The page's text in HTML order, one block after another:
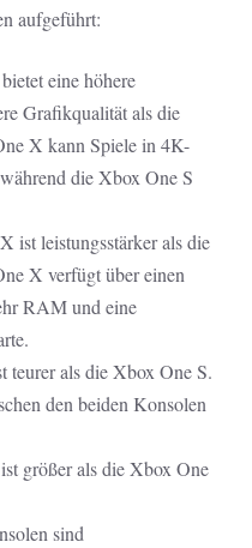
aufgeführt:
eine höhere
Grafikqualität als die
X kann Spiele in 4K-
die Xbox One S
ist leistungsstärker als die
X verfügt über einen
RAM und eine
als die Xbox One S.
den beiden Konsolen
größer als die Xbox One
sind